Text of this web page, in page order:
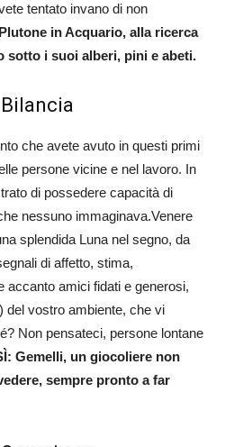
tentato invano di non
in Acquario, alla ricerca
sotto i suoi alberi, pini e abeti.
che avete avuto in questi primi
persone vicine e nel lavoro. In
di possedere capacità di
nessuno immaginava.Venere
splendida Luna nel segno, da
di affetto, stima,
accanto amici fidati e generosi,
del vostro ambiente, che vi
Non pensateci, persone lontane
Gemelli, un giocoliere non
sempre pronto a far